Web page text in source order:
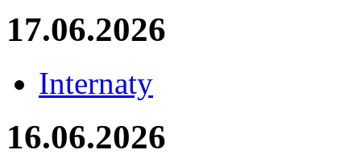
17.06.2026
Internaty
16.06.2026